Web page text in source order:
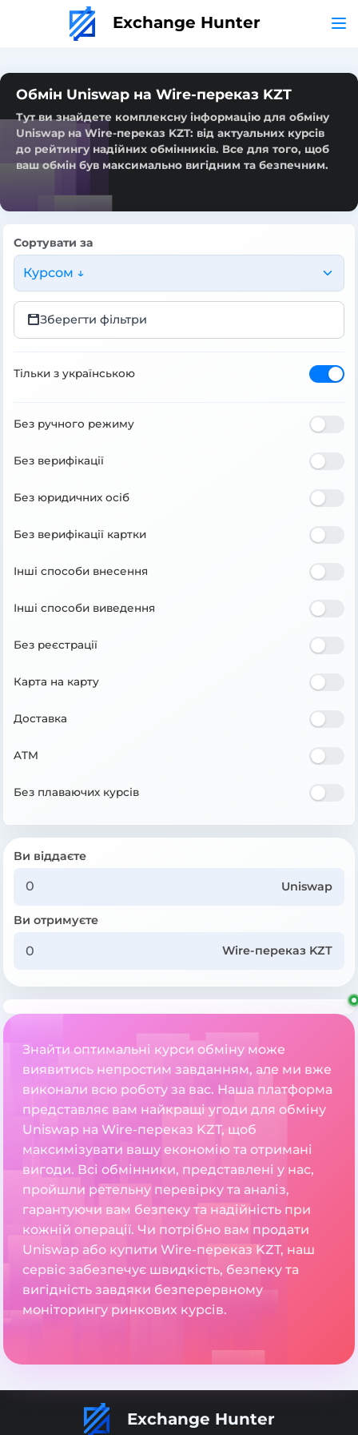
Exchange Hunter
Обмін Uniswap на Wire-переказ KZT
Тут ви знайдете комплексну інформацію для обміну
Uniswap на Wire-переказ KZT: від актуальних курсів
до рейтингу надійних обмінників. Все для того, щоб
ваш обмін був максимально вигідним та безпечним.
Сортувати за
Курсом ↓
Зберегти фільтри
Тільки з українською
Без ручного режиму
Без верифікації
Без юридичних осіб
Без верифікації картки
Інші способи внесення
Інші способи виведення
Без реєстрації
Карта на карту
Доставка
ATM
Без плаваючих курсів
Ви віддаєте
Uniswap
Ви отримуєте
Wire-переказ KZT
Знайти оптимальні курси обміну може
виявитись непростим завданням, але ми вже
виконали всю роботу за вас. Наша платформа
представляє вам найкращі угоди для обміну
Uniswap на Wire-переказ KZT, щоб
максимізувати вашу економію та отримані
вигоди. Всі обмінники, представлені у нас,
пройшли ретельну перевірку та аналіз,
гарантуючи вам безпеку та надійність при
кожній операції. Чи потрібно вам продати
Uniswap або купити Wire-переказ KZT, наш
сервіс забезпечує швидкість, безпеку та
вигідність завдяки безперервному
моніторингу ринкових курсів.
Exchange Hunter